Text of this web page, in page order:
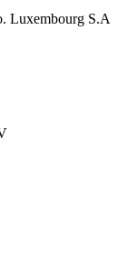
Luxembourg S.A